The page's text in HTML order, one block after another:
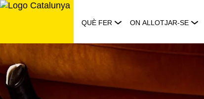
Saltar
QUÈ FER ON ALLOTJAR-SE